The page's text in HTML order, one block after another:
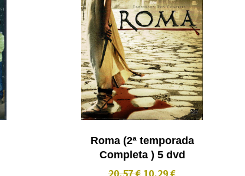
Roma (2ª temporada
Completa ) 5 dvd
20,57 € 10,29 €